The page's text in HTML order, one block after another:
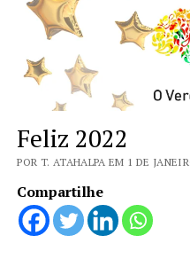
Feliz 2022
POR T. ATAHALPA EM 1 DE
Compartilhe